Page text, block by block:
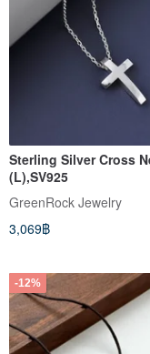
Sterling Silver Cross
(L),SV925
GreenRock Jewelry
3,069฿
-12%